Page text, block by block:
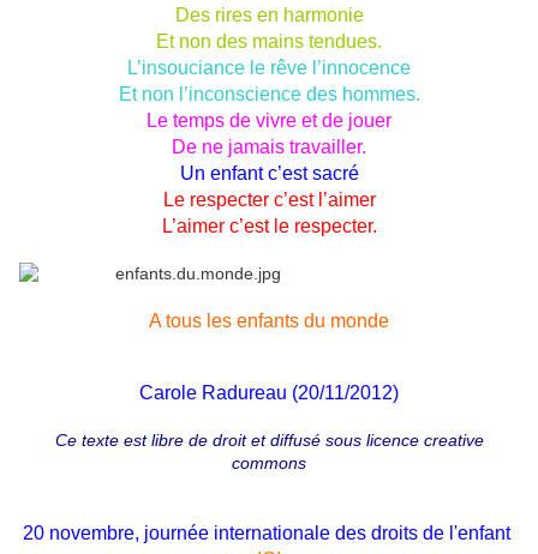
Des rires en harmonie
Et non des mains tendues.
L’insouciance le rêve l’innocence
Et non l’inconscience des hommes.
Le temps de vivre et de jouer
De ne jamais travailler.
Un enfant c’est sacré
Le respecter c’est l’aimer
L’aimer c’est le respecter.
A tous les enfants du monde
Carole Radureau (20/11/2012)
Ce texte est libre de droit et diffusé souslicence creative
commons
20 novembre, journée internationale des droits de l'enfant